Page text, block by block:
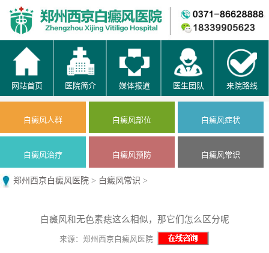
网站首页 医院简介 媒体报道 医生团队 来院路线
白癜风人群 白癜风部位 白癜风症状
白癜风治疗 白癜风预防 白癜风常识
郑州西京白癜风医院 > 白癜风常识 >
白癜风和无色素痣这么相似，那它们怎么区分呢
来源：郑州西京白癜风医院